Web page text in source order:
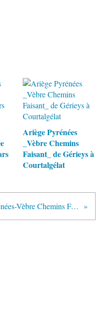
Ariège Pyrénées
_Vèbre Chemins
Faisant_ de Gérieys à
Courtalgélat
Ariège pyrénées-Vèbre Chemins Faisant-Flore de nos montagnes